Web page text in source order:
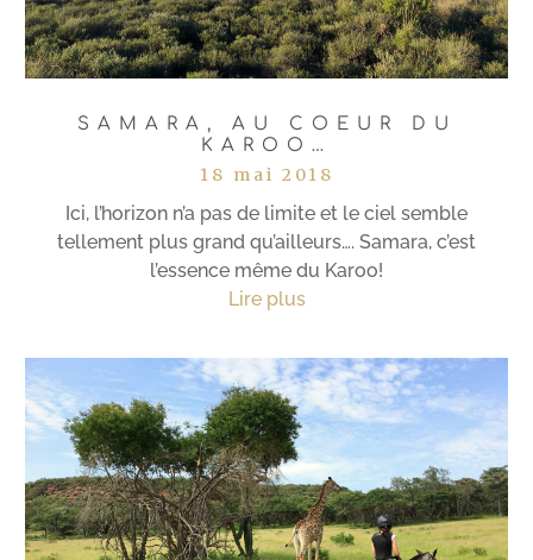
SAMARA, AU COEUR DU
KAROO…
18 mai 2018
Ici, l’horizon n’a pas de limite et le ciel semble
tellement plus grand qu’ailleurs…. Samara, c’est
l’essence même du Karoo!
Lire plus